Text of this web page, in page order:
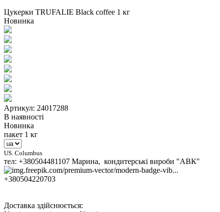
Цукерки TRUFALIE Black coffee 1 кг
Новинка
Артикул: 24017288
В наявності
Новинка
пакет 1 кг
US. Columbus
тел: +380504481107 Марина, кондитерські вироби "АВК"
+380504220703
Доставка здійснюється: